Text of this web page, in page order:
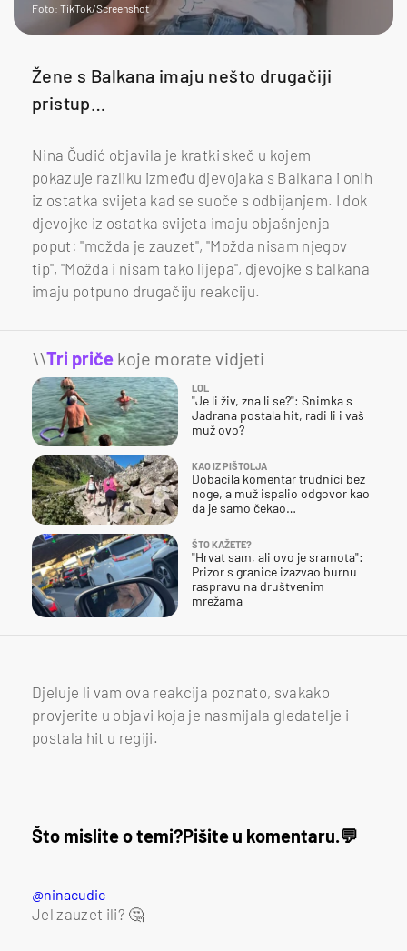
Foto: TikTok/Screenshot
Žene s Balkana imaju nešto drugačiji
pristup…
Nina Čudić objavila je kratki skeč u kojem
pokazuje razliku između djevojaka s Balkana i onih
iz ostatka svijeta kad se suoče s odbijanjem. I dok
djevojke iz ostatka svijeta imaju objašnjenja
poput: "možda je zauzet", "Možda nisam njegov
tip", "Možda i nisam tako lijepa", djevojke s balkana
imaju potpuno drugačiju reakciju.
\\Tri priče koje morate vidjeti
LOL
"Je li živ, zna li se?": Snimka s
Jadrana postala hit, radi li i vaš
muž ovo?
KAO IZ PIŠTOLJA
Dobacila komentar trudnici bez
noge, a muž ispalio odgovor kao
da je samo čekao…
ŠTO KAŽETE?
"Hrvat sam, ali ovo je sramota":
Prizor s granice izazvao burnu
raspravu na društvenim
mrežama
Djeluje li vam ova reakcija poznato, svakako
provjerite u objavi koja je nasmijala gledatelje i
postala hit u regiji.
Što mislite o temi?Pišite u komentaru.
@ninacudic
Jel zauzet ili? 🤔